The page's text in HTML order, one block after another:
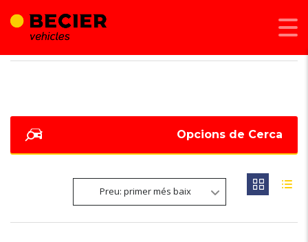
Opcions de Cerca
Preu: primer més baix